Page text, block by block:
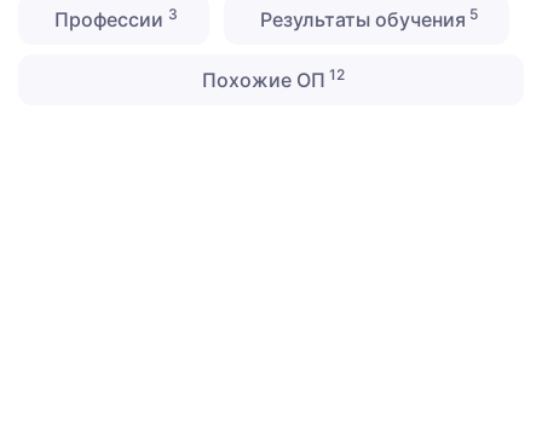
Профессии 3 Результаты обучения 5
Похожие ОП 12